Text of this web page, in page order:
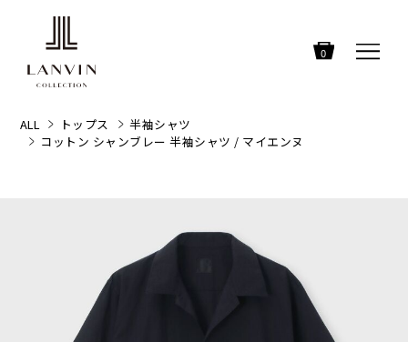
0
ALL トップス
半袖シャツ
コットン シャンブレー 半袖シャツ / マイエンヌ